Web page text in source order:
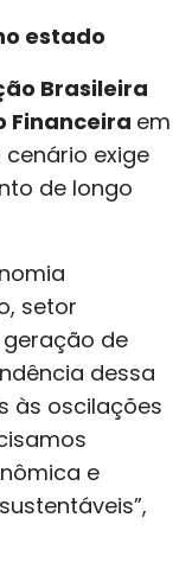
estado
Brasileira
Financeira em
cenário exige
de longo
setor
de
dessa
às oscilações
e